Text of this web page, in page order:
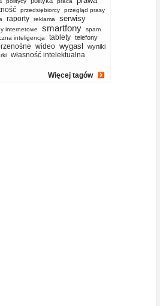
przedsiębiorcy
przegląd prasy
raporty reklama
serwisy
internetowe smartfony
spam
inteligencja tablety telefony
wideo wygasl
wyniki
własność intelektualna
Więcej tagów